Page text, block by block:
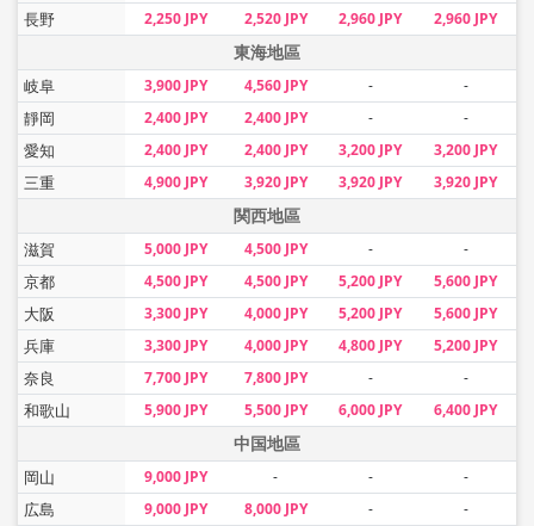
長野 2,250 JPY 2,520 JPY 2,960 JPY 2,960 JPY
東海地區
岐阜 3,900 JPY 4,560 JPY - -
靜岡 2,400 JPY 2,400 JPY - -
愛知 2,400 JPY 2,400 JPY 3,200 JPY 3,200 JPY
三重 4,900 JPY 3,920 JPY 3,920 JPY 3,920 JPY
関西地區
滋賀 5,000 JPY 4,500 JPY - -
京都 4,500 JPY 4,500 JPY 5,200 JPY 5,600 JPY
大阪 3,300 JPY 4,000 JPY 5,200 JPY 5,600 JPY
兵庫 3,300 JPY 4,000 JPY 4,800 JPY 5,200 JPY
奈良 7,700 JPY 7,800 JPY - -
和歌山 5,900 JPY 5,500 JPY 6,000 JPY 6,400 JPY
中国地區
岡山 9,000 JPY - - -
広島 9,000 JPY 8,000 JPY - -